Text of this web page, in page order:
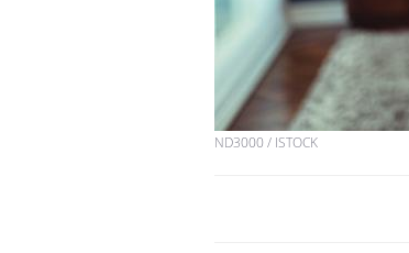
ND3000 / ISTOCK
Cytomégalovirus :
change dans la
charge des femmes
enceintes